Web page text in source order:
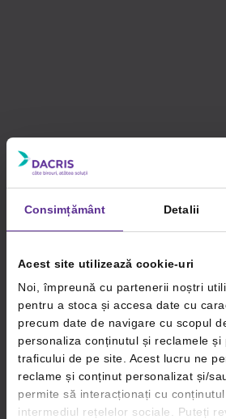
Consimțământ Detalii
Acest site utilizează cookie-uri
Noi, împreună cu partenerii noștri
pentru a stoca și accesa date cu
precum date de navigare cu scopul
personaliza conținutul și reclamele și
traficului de pe site. Acest lucru ne
reclame și conținut personalizat și/
permite să interacționați cu
intermediul rețelelor sociale. Puteți